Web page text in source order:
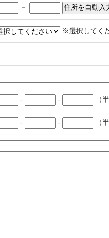
－
※選択してく
- - （
- - （